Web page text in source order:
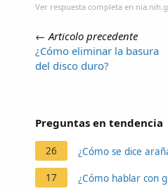
Ver respuesta completa en
← Articolo precedente
¿Cómo eliminar la basura
del disco duro?
Preguntas en tendencia
26 ¿Cómo se dice
17 ¿Cómo hablar con